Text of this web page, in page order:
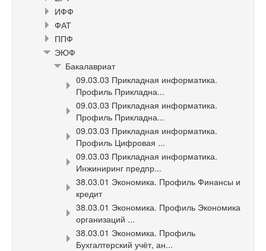
ИФФ
ФАТ
ППФ
ЭЮФ
Бакалавриат
09.03.03 Прикладная информатика.
Профиль Прикладна...
09.03.03 Прикладная информатика.
Профиль Прикладна...
09.03.03 Прикладная информатика.
Профиль Цифровая ...
09.03.03 Прикладная информатика.
Инжиниринг предпр...
38.03.01 Экономика. Профиль Финансы и
кредит
38.03.01 Экономика. Профиль Экономика
организаций ...
38.03.01 Экономика. Профиль
Бухгалтерский учёт, ан...